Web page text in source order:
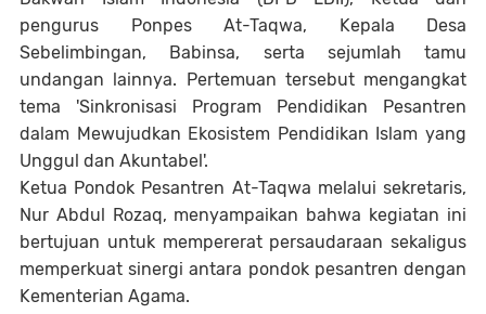
pengurus Ponpes At-Taqwa, Kepala Desa
Sebelimbingan, Babinsa, serta sejumlah tamu
undangan lainnya. Pertemuan tersebut mengangkat
tema 'Sinkronisasi Program Pendidikan Pesantren
dalam Mewujudkan Ekosistem Pendidikan Islam yang
Unggul dan Akuntabel'.
Ketua Pondok Pesantren At-Taqwa melalui sekretaris,
Nur Abdul Rozaq, menyampaikan bahwa kegiatan ini
bertujuan untuk mempererat persaudaraan sekaligus
memperkuat sinergi antara pondok pesantren dengan
Kementerian Agama.